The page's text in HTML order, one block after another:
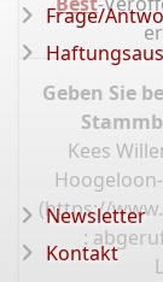
Geben Sie
Kees
(https://
:
Frage/
Newsletter
Kontakt